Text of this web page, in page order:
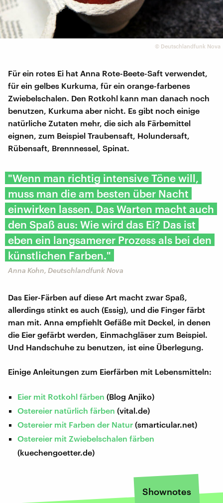
© Deutschlandfunk Nova
Für ein rotes Ei hat Anna Rote-Beete-Saft verwendet,
für ein gelbes Kurkuma, für ein orange-farbenes
Zwiebelschalen. Den Rotkohl kann man danach noch
benutzen, Kurkuma aber nicht. Es gibt noch einige
natürliche Zutaten mehr, die sich als Färbemittel
eignen, zum Beispiel Traubensaft, Holundersaft,
Rübensaft, Brennnessel, Spinat.
"Wenn man richtig intensive Töne will,
muss man die am besten über Nacht
einwirken lassen. Das Warten macht auch
den Spaß aus: Wie wird das Ei? Das ist
eben ein langsamerer Prozess als bei den
künstlichen Farben."
Anna Kohn, Deutschlandfunk Nova
Das Eier-Färben auf diese Art macht zwar Spaß,
allerdings stinkt es auch (Essig), und die Finger färbt
man mit. Anna empfiehlt Gefäße mit Deckel, in denen
die Eier gefärbt werden, Einmachgläser zum Beispiel.
Und Handschuhe zu benutzen, ist eine Überlegung.
Einige Anleitungen zum Eierfärben mit Lebensmitteln:
Eier mit Rotkohl färben (Blog Anjiko)
Ostereier natürlich färben (vital.de)
Ostereier mit Farben der Natur (smarticular.net)
Ostereier mit Zwiebelschalen färben
(kuechengoetter.de)
Shownotes